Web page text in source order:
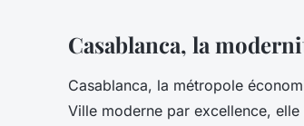
Casablanca, la
Casablanca, la métropole
Ville moderne par excellence,